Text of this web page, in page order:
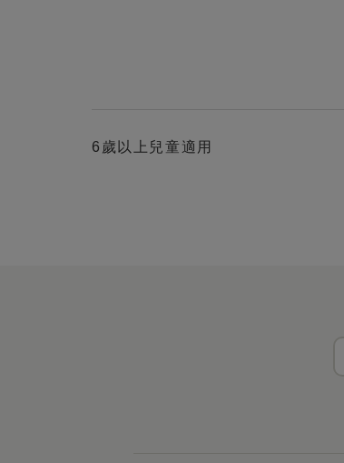
6歲以上兒童適用